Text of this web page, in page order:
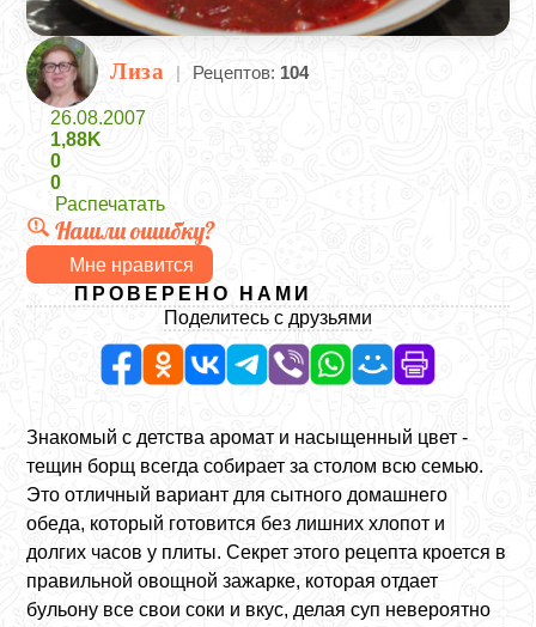
Лиза | Рецептов: 104
26.08.2007
1,88K
0
0
Распечатать
Нашли ошибку?
Мне нравится
ПРОВЕРЕНО НАМИ
Поделитесь с друзьями
Знакомый с детства аромат и насыщенный цвет -
тещин борщ всегда собирает за столом всю семью.
Это отличный вариант для сытного домашнего
обеда, который готовится без лишних хлопот и
долгих часов у плиты. Секрет этого рецепта кроется в
правильной овощной зажарке, которая отдает
бульону все свои соки и вкус, делая суп невероятно